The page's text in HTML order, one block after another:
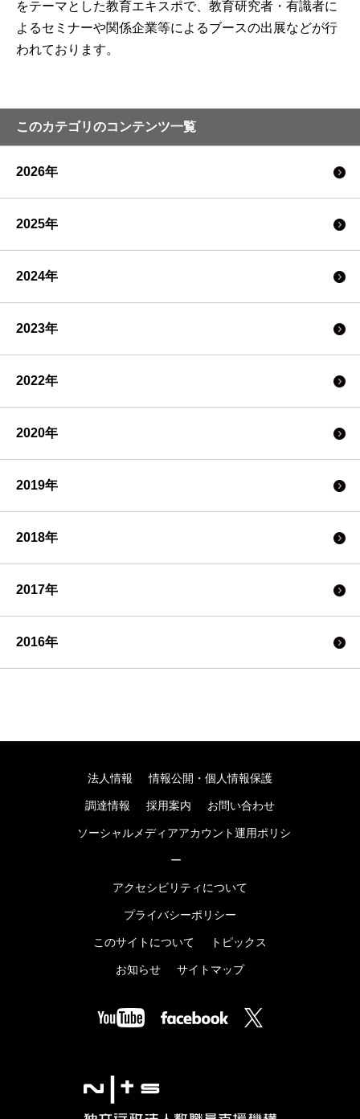
をテーマとした教育エキスポで、教育研究者・有識者に
よるセミナーや関係企業等によるブースの出展などが行
われております。
このカテゴリのコンテンツ一覧
2026年
2025年
2024年
2023年
2022年
2020年
2019年
2018年
2017年
2016年
法人情報 情報公開・個人情報保護
調達情報 採用案内 お問い合わせ
ソーシャルメディアアカウント運用ポリシ
ー
アクセシビリティについて
プライバシーポリシー
このサイトについて トピックス
お知らせ サイトマップ